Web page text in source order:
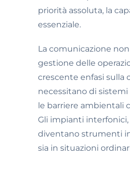
priorità assoluta, la
essenziale.
La comunicazione
gestione delle
crescente enfasi sulla
necessitano di
le barriere ambientali
Gli impianti
diventano strumenti
sia in situazioni